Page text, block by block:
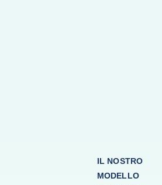
IL NOSTRO
MODELLO